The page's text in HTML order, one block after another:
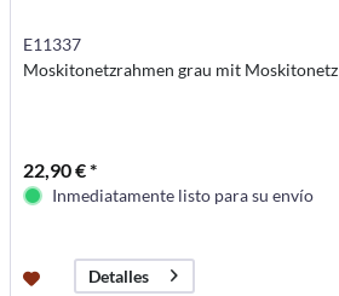
E11337
Moskitonetzrahmen grau mit Moskitonetz
22,90 € *
Inmediatamente listo para su envío
Detalles